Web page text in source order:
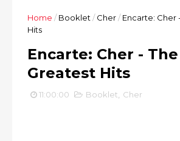
Home / Booklet / Cher/ Encarte: Cher
Hits
Encarte: Cher - The
Greatest Hits
11:00:00 Booklet Cher